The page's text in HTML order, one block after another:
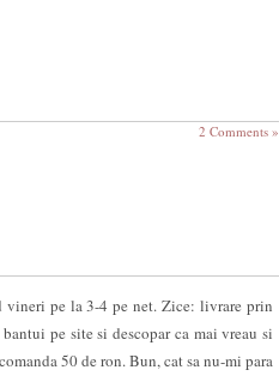
2 Comments »
vineri pe la 3-4 pe net. Zice: livrare prin
pe site si descopar ca mai vreau si
50 de ron. Bun, cat sa nu-mi para